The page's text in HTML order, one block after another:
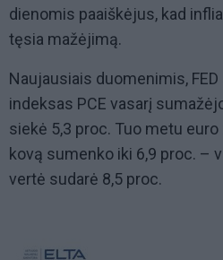
dienomis paaiškėjus, kad
tęsia mažėjimą.
Naujausiais duomenimis,
indeksas PCE vasarį
siekė 5,3 proc. Tuo metu
kovą sumenko iki 6,9 proc. –
vertė sudarė 8,5 proc.